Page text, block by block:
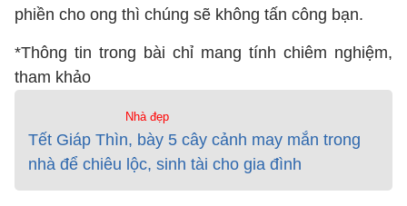
phiền cho ong thì chúng sẽ không tấn công bạn.
*Thông tin trong bài chỉ mang tính chiêm nghiệm,
tham khảo
Nhà đẹp
Tết Giáp Thìn, bày 5 cây cảnh may mắn trong
nhà để chiêu lộc, sinh tài cho gia đình